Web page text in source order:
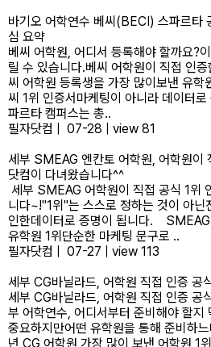
바기오 어학연수 베씨(BECI) 스파르타
심 요약
베씨 어학원, 어디서 등록해야 할까요?
릴 수 있습니다.​베씨 어학원이 직접 인
씨 어학원 등록생을 가장 많이보낸 유학
씨 1위 인증서마케팅이 아니라 데이터
파르타 캠퍼스는 총..
필자닷컴
07-28
view 81
세부 SMEAG 엔칸토 어학원, 어학원이
닷컴이 다녀왔습니다^^
세부 SMEAG 어학원이 직접 공식 1위
니다~!"1위"는 스스로 정하는 것이 아닌
인한데이터로 증명이 됩니다. SMEAG
유학원 1위단순한 마케팅 문구로 ..
필자닷컴
07-27
view 113
세부 CG바닐라드, 어학원 직접 인증 공
세부 CG바닐라드, 어학원 직접 인증 공
부 어학연수, 어디서부터 준비해야 할지
중요하지만어떤 유학원을 통해 준비하
년 CG 어학원 가장 많이 보낸 어학원 1